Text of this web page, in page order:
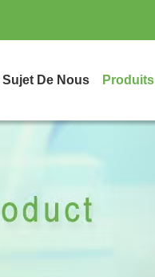
Sujet De Nous Produits